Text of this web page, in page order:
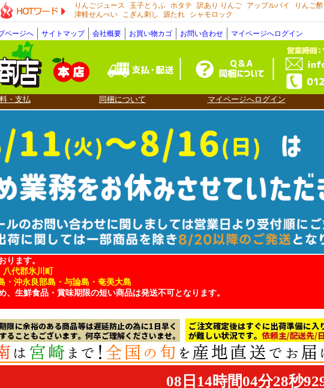
マイページへログイン
お問い合わせ
お買い物カゴ
会社概要
サイトマップ
ページへ
HOTワード
りんごジュース 玉子とうふ ホタテ 訳あり りんご アップルパイ
りんご酢
津軽せんべい
こぎん刺し 源たれ シャモロック
・支払 同梱について マイページへログイン
ります。
八代郡氷川町
沖永良部島・与論島・奄美大島
生鮮食品・賞味期限の短い商品は発送不可となります。